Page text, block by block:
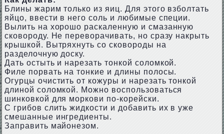
Блины жарим только из яиц. Для этого взболтать
яйцо, ввести в него соль и любимые специи.
Вылить на хорошо раскаленную и смазанную
сковороду. Не переворачивать, но сразу накрыть
крышкой. Вытряхнуть со сковороды на
разделочную доску.
Дать остыть и нарезать тонкой соломкой.
Филе порвать на тонкие и длины полосы.
Огурцы очистить от кожуры и нарезать тонкой
длиной соломкой. Можно воспользоваться
шинковкой для моркови по-корейски.
С грибов слить жидкости и добавить их в уже
смешанные ингредиенты.
Заправить майонезом.